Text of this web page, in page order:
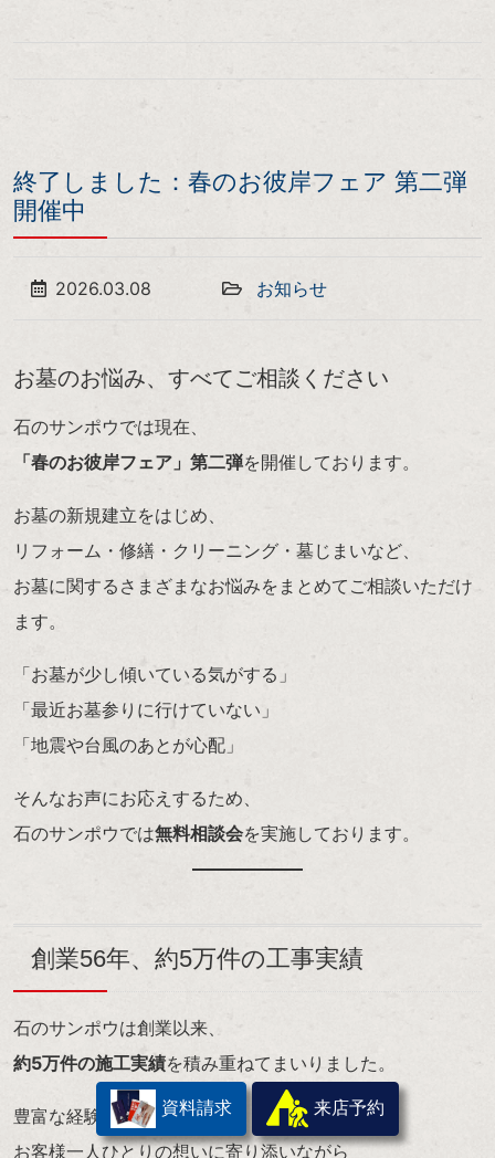
終了しました：春のお彼岸フェア 第二弾
開催中
2026.03.08 お知らせ
お墓のお悩み、すべてご相談ください
石のサンポウでは現在、
「春のお彼岸フェア」第二弾を開催しております。
お墓の新規建立をはじめ、
リフォーム・修繕・クリーニング・墓じまいなど、
お墓に関するさまざまなお悩みをまとめてご相談いただけ
ます。
「お墓が少し傾いている気がする」
「最近お墓参りに行けていない」
「地震や台風のあとが心配」
そんなお声にお応えするため、
石のサンポウでは無料相談会を実施しております。
創業56年、約5万件の工事実績
石のサンポウは創業以来、
約5万件の施工実績を積み重ねてまいりました。
豊富な経験をもとに、
お客様一人ひとりの想いに寄り添いながら
資料請求 来店予約